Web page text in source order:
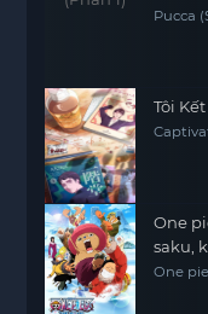
Pucca
Tôi
One
saku,
One